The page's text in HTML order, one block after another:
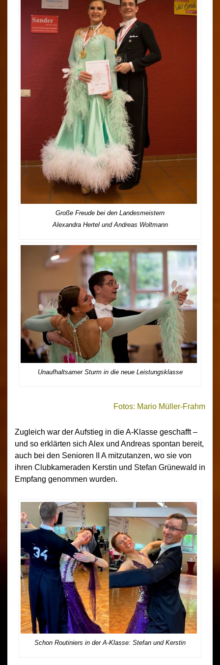
Große Freude bei den Landesmeistern
Alexandra Hertel und Andreas Woltmann
Unaufhaltsamer Sturm in die neue Leistungsklasse
Fotos: Mario Müller-Frahm
Zugleich war der Aufstieg in die A-Klasse geschafft –
und so erklärten sich Alex und Andreas spontan bereit,
auch bei den Senioren II A mitzutanzen, wo sie von
ihren Clubkameraden Kerstin und Stefan Grünewald in
Empfang genommen wurden.
Schon Routiniers in der A-Klasse: Stefan und Kerstin